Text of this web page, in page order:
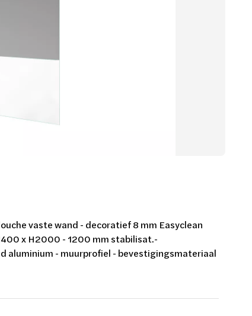
vaste wand - decoratief 8 mm Easyclean
x H2000 - 1200 mm stabilisat.-
aluminium - muurprofiel - bevestigingsmateriaal